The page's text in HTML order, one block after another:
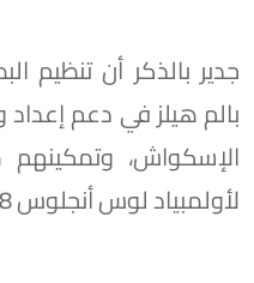
جدير بالذكر أن تنظيم
بالم هيلز في دعم
الإسكواش،
لأولمبياد لوس أنجلوس 2028.